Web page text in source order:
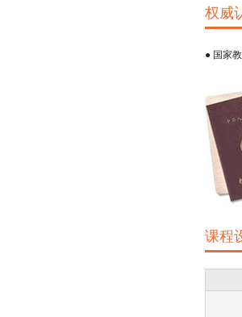
权威
● 国家
课程